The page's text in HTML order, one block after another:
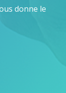
donne le